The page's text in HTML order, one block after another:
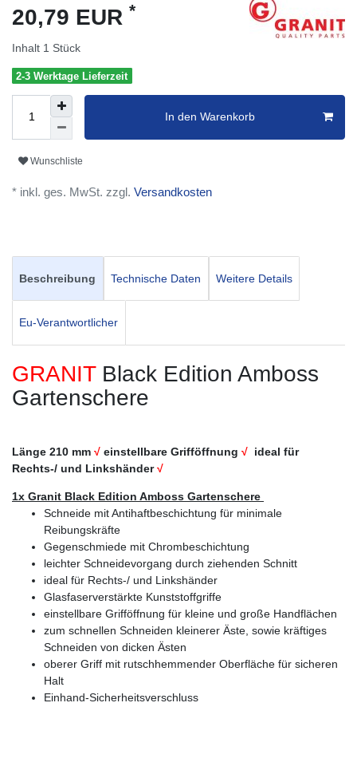
20,79 EUR *
Inhalt 1 Stück
2-3 Werktage Lieferzeit
In den Warenkorb
Wunschliste
* inkl. ges. MwSt. zzgl. Versandkosten
Beschreibung Technische Daten Weitere Details
Eu-Verantwortlicher
GRANITBlack Edition Amboss
Gartenschere
Länge 210 mm √ einstellbare Grifföffnung √ ideal für
Rechts-/ und Linkshänder√
1x Granit Black Edition Amboss Gartenschere
Schneide mit Antihaftbeschichtung für minimale
Reibungskräfte
Gegenschmiede mit Chrombeschichtung
leichter Schneidevorgang durch ziehenden Schnitt
ideal für Rechts-/ und Linkshänder
Glasfaserverstärkte Kunststoffgriffe
einstellbare Grifföffnung für kleine und große Handflächen
zum schnellen Schneiden kleinerer Äste, sowie kräftiges
Schneiden von dicken Ästen
oberer Griff mit rutschhemmender Oberfläche für sicheren
Halt
Einhand-Sicherheitsverschluss